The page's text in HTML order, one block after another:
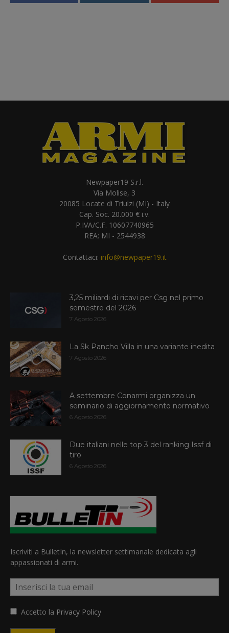
Newpaper19 S.r.l.
Via Molise, 3
20085 Locate di Triulzi (MI) - Italy
Cap. Soc. 20.000 € i.v.
P.IVA/C.F. 10607740965
REA: MI - 2544938
Contattaci: info@newpaper19.it
3,25 miliardi di ricavi per Csg nel primo
semestre del 2026
7 Agosto 2026
La Sk Pancho Villa in una variante inedita
7 Agosto 2026
A settembre Conarmi organizza un
seminario di aggiornamento normativo
6 Agosto 2026
Due italiani nelle top 3 del ranking Issf di
tiro
6 Agosto 2026
Iscriviti a BulletIn, la newsletter settimanale dedicata agli
appassionati di armi.
Accetto la Privacy Policy